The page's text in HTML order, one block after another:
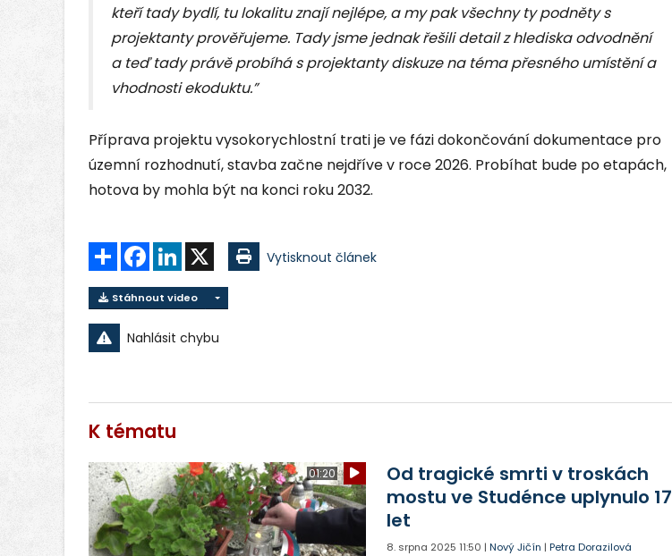
kteří tady bydlí, tu lokalitu znají nejlépe, a my pak všechny ty podněty s
projektanty prověřujeme. Tady jsme jednak řešili detail z hlediska odvodnění
a teď tady právě probíhá s projektanty diskuze na téma přesného umístění a
vhodnosti ekoduktu.”
Příprava projektu vysokorychlostní trati je ve fázi dokončování dokumentace pro
územní rozhodnutí, stavba začne nejdříve v roce 2026. Probíhat bude po etapách,
hotova by mohla být na konci roku 2032.
Sdílet FacebookLinkedIn Vytisknout článek
Stáhnout video
Nahlásit chybu
K tématu
01:20
Od tragické smrti v troskách
mostu ve Studénce uplynulo 17
let
8. srpna 2025 11:50 |Nový Jičín |Petra Dorazilová